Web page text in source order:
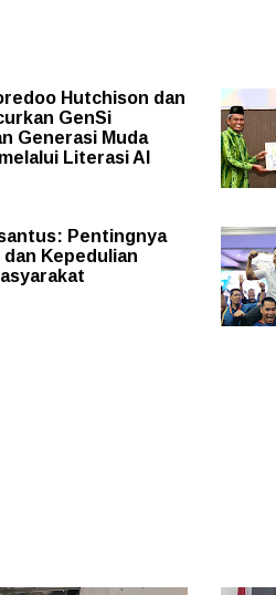
Hutchison dan
GenSi
Generasi Muda
Literasi AI
Pentingnya
Kepedulian